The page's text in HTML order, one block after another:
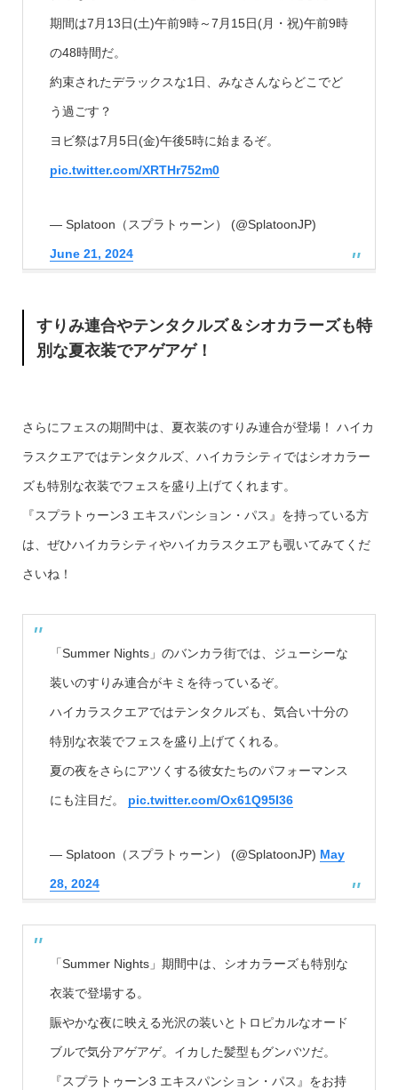
期間は7月13日(土)午前9時～7月15日(月・祝)午前9時
の48時間だ。
約束されたデラックスな1日、みなさんならどこでど
う過ごす？
ヨビ祭は7月5日(金)午後5時に始まるぞ。
pic.twitter.com/XRTHr752m0
— Splatoon（スプラトゥーン） (@SplatoonJP)
June 21, 2024
すりみ連合やテンタクルズ＆シオカラーズも特
別な夏衣装でアゲアゲ！
さらにフェスの期間中は、夏衣装のすりみ連合が登場！ ハイカ
ラスクエアではテンタクルズ、ハイカラシティではシオカラー
ズも特別な衣装でフェスを盛り上げてくれます。
『スプラトゥーン3 エキスパンション・パス』を持っている方
は、ぜひハイカラシティやハイカラスクエアも覗いてみてくだ
さいね！
「Summer Nights」のバンカラ街では、ジューシーな
装いのすりみ連合がキミを待っているぞ。
ハイカラスクエアではテンタクルズも、気合い十分の
特別な衣装でフェスを盛り上げてくれる。
夏の夜をさらにアツくする彼女たちのパフォーマンス
にも注目だ。 pic.twitter.com/Ox61Q95I36
— Splatoon（スプラトゥーン） (@SplatoonJP) May
28, 2024
「Summer Nights」期間中は、シオカラーズも特別な
衣装で登場する。
賑やかな夜に映える光沢の装いとトロピカルなオード
ブルで気分アゲアゲ。イカした髪型もグンバツだ。
『スプラトゥーン3 エキスパンション・パス』をお持